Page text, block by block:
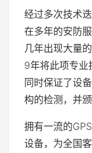
经过多次技术
在多年的安防
几年出现大量
9年将此项专业
同时保证了设
构的检测，并
拥有一流的
设备，为全国